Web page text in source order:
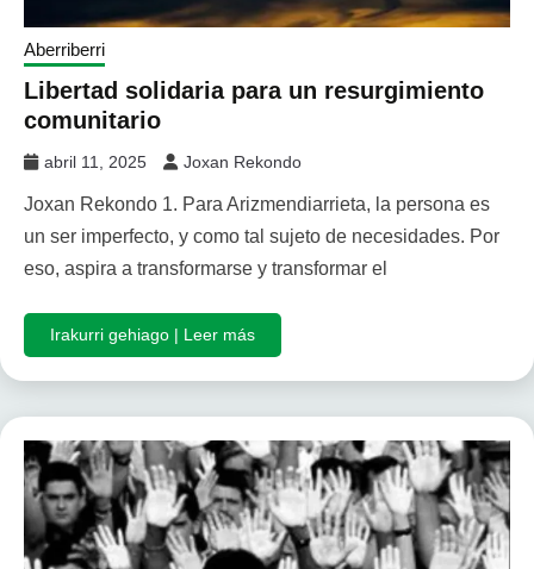
Aberriberri
Libertad solidaria para un resurgimiento
comunitario
abril 11, 2025 Joxan Rekondo
Joxan Rekondo 1. Para Arizmendiarrieta, la persona es
un ser imperfecto, y como tal sujeto de necesidades. Por
eso, aspira a transformarse y transformar el
Irakurri gehiago | Leer más